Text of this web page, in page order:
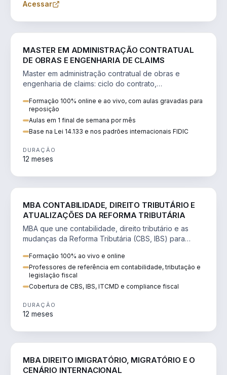
Acessar
MASTER EM ADMINISTRAÇÃO CONTRATUAL
DE OBRAS E ENGENHARIA DE CLAIMS
Master em administração contratual de obras e
engenharia de claims: ciclo do contrato,
Formação 100% online e ao vivo, com aulas gravadas para
reposição
Aulas em 1 final de semana por mês
Base na Lei 14.133 e nos padrões internacionais FIDIC
DURAÇÃO
12 meses
MBA CONTABILIDADE, DIREITO TRIBUTÁRIO E
ATUALIZAÇÕES DA REFORMA TRIBUTÁRIA
MBA que une contabilidade, direito tributário e as
mudanças da Reforma Tributária (CBS, IBS) para
Formação 100% ao vivo e online
Professores de referência em contabilidade, tributação e
legislação fiscal
Cobertura de CBS, IBS, ITCMD e compliance fiscal
DURAÇÃO
12 meses
MBA DIREITO IMIGRATÓRIO, MIGRATÓRIO E O
CENÁRIO INTERNACIONAL